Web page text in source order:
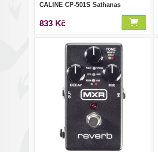
CALINE CP-501S Sathanas
833 Kč